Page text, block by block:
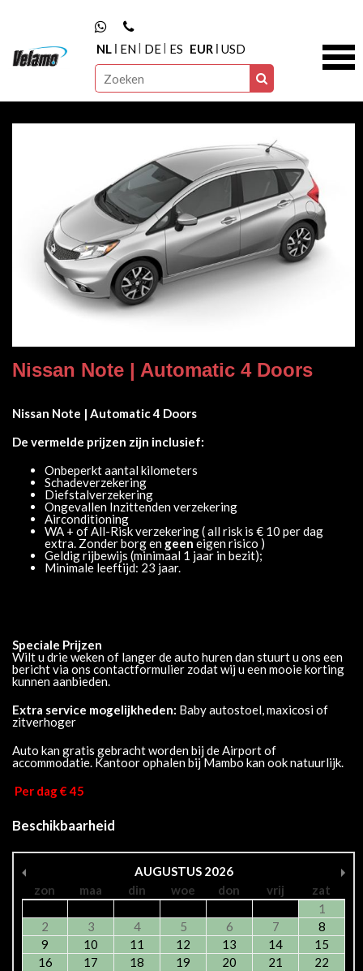
NL EN DE ES EUR USD
Nissan Note | Automatic 4 Doors
Nissan Note | Automatic 4 Doors
De vermelde prijzen zijn inclusief:
Onbeperkt aantal kilometers
Schadeverzekering
Diefstalverzekering
Ongevallen Inzittenden verzekering
Airconditioning
WA + of All-Risk verzekering ( all risk is € 10 per dag
extra. Zonder borg en geeneigen risico )
Geldig rijbewijs (minimaal 1 jaar in bezit);
Minimale leeftijd: 23 jaar.
Speciale Prijzen
Wilt u drie weken of langer de auto huren dan stuurt u ons een
bericht via ons contactformulier zodat wij u een mooie korting
kunnen aanbieden.
Extra service mogelijkheden: Baby autostoel, maxicosi of
zitverhoger
Auto kan gratis gebracht worden bij de Airport of
accommodatie. Kantoor ophalen bij Mambo kan ook natuurlijk.
Per dag € 45
Beschikbaarheid
AUGUSTUS 2026
zon
maa din woe don vrij
zat
1
2
3 4 5 6 7
8
9
10 11 12 13 14
15
16
17 18 19 20 21
22